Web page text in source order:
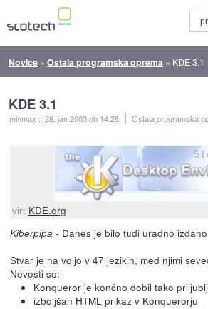
Novice »Ostala programska oprema » KDE 3.1
KDE 3.1
minmax ::28. jan 2003ob 14:28 Ostala programska
vir: KDE.org
Kiberpipa - Danes je bilo tudi uradno izdano
Stvar je na voljo v 47 jezikih, med njimi
Novosti so:
Konqueror je končno dobil tako
izboljšan HTML prikaz v Konquerorju